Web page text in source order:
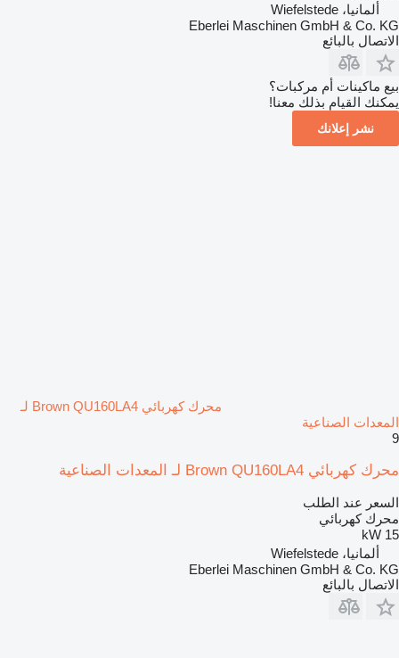
ألمانيا، Wiefelstede
Eberlei Maschinen GmbH & Co. KG
الاتصال بالبائع
بيع ماكينات أم مركبات؟
يمكنك القيام بذلك معنا!
نشر إعلانك
محرك كهربائي Brown QU160LA4 لـ
المعدات الصناعية
9
محرك كهربائي Brown QU160LA4 لـ المعدات الصناعية
السعر عند الطلب
محرك كهربائي
15 kW
ألمانيا، Wiefelstede
Eberlei Maschinen GmbH & Co. KG
الاتصال بالبائع